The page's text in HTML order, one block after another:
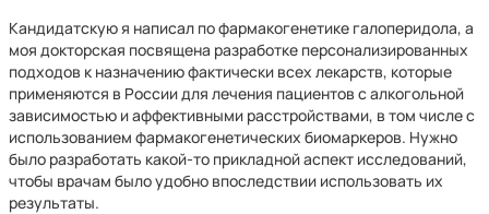
Кандидатскую я написал по фармакогенетике галоперидола, а
моя докторская посвящена разработке персонализированных
подходов к назначению фактически всех лекарств, которые
применяются в России для лечения пациентов с алкогольной
зависимостью и аффективными расстройствами, в том числе с
использованием фармакогенетических биомаркеров. Нужно
было разработать какой-то прикладной аспект исследований,
чтобы врачам было удобно впоследствии использовать их
результаты.